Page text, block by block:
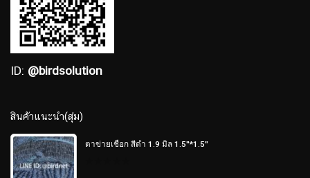
ID: @birdsolution
สินค้าแนะนำ(สุ่ม)
ตาข่ายเชือก สีดำ 1.9 มิล 1.5"*1.5"